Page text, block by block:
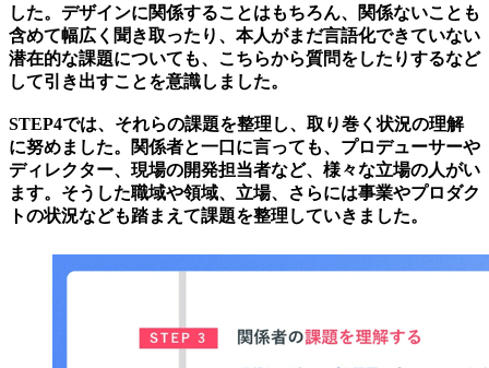
した。デザインに関係することはもちろん、関係ないことも
含めて幅広く聞き取ったり、本人がまだ言語化できていない
潜在的な課題についても、こちらから質問をしたりするなど
して引き出すことを意識しました。
STEP4では、それらの課題を整理し、取り巻く状況の理解
に努めました。関係者と一口に言っても、プロデューサーや
ディレクター、現場の開発担当者など、様々な立場の人がい
ます。そうした職域や領域、立場、さらには事業やプロダク
トの状況なども踏まえて課題を整理していきました。